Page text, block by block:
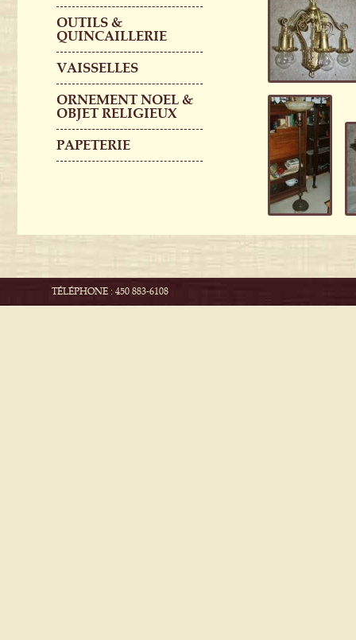
OUTILS &
QUINCAILLERIE
VAISSELLES
ORNEMENT NOEL &
OBJET RELIGIEUX
PAPETERIE
TÉLÉPHONE : 450 883-6108